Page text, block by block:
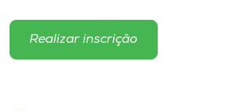
Realizar inscrição